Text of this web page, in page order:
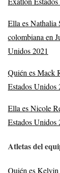
Ella es Nathalia
colombiana en
Unidos 2021
Quién es Mack
Estados Unidos
Ella es Nicole
Estados Unidos
Atletas del
Quién es Kelvin